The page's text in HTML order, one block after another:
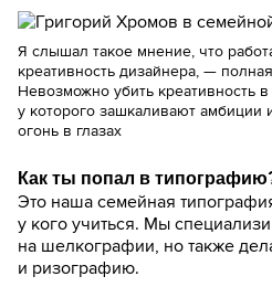
Я слышал такое мнение, что
креативность дизайнера, —
Невозможно убить креативность
у которого зашкаливают амбиции
огонь в глазах
Как ты попал в
Это наша семейная
у кого учиться. Мы
на шелкографии, но также
и ризографию.